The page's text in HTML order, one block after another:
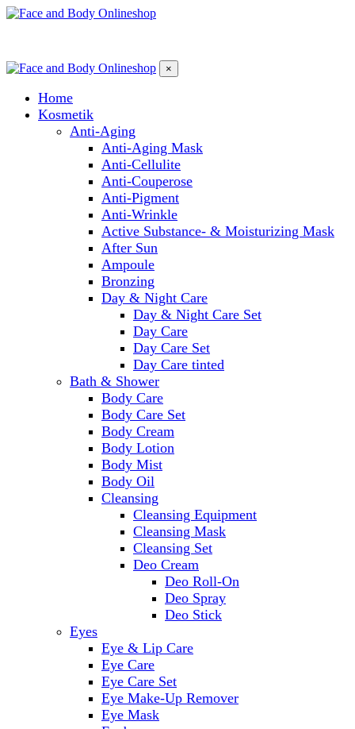
×
Home
Kosmetik
Anti-Aging
Anti-Aging Mask
Anti-Cellulite
Anti-Couperose
Anti-Pigment
Anti-Wrinkle
Active Substance- & Moisturizing Mask
After Sun
Ampoule
Bronzing
Day & Night Care
Day & Night Care Set
Day Care
Day Care Set
Day Care tinted
Bath & Shower
Body Care
Body Care Set
Body Cream
Body Lotion
Body Mist
Body Oil
Cleansing
Cleansing Equipment
Cleansing Mask
Cleansing Set
Deo Cream
Deo Roll-On
Deo Spray
Deo Stick
Eyes
Eye & Lip Care
Eye Care
Eye Care Set
Eye Make-Up Remover
Eye Mask